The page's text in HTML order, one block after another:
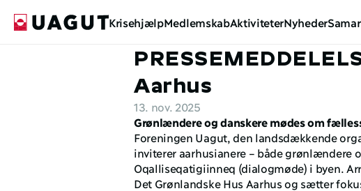
KrisehjælpMedlemskabAktiviteterNyheder
Aarhus
13. nov. 2025
Grønlændere og danskere mødes om
Foreningen Uagut, den landsdækkende
inviterer aarhusianere – både grønlændere
Oqalliseqatigiinneq (dialogmøde) i byen.
Det Grønlandske Hus Aarhus og sætter